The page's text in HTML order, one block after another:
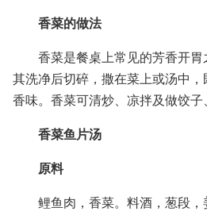
香菜的做法
香菜是餐桌上常见的芳香开
其洗净后切碎，撒在菜上或汤中
香味。香菜可清炒、凉拌及做饺子
香菜鱼片汤
原料
鲤鱼肉，香菜。料酒，葱段，